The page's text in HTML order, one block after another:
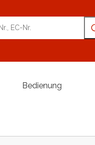
Bedienung